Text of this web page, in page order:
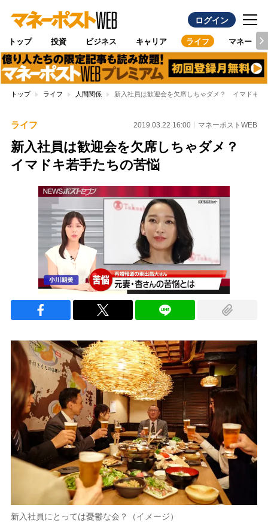
ログイン
トップ 投資 ビジネス キャリア ライフ マネー
トップ ライフ 人間関係 新入社員は歓迎会を欠席しちゃダメ？ イマドキ若
ライフ 2019.03.22 16:00 マネーポストWEB
新入社員は歓迎会を欠席しちゃダメ？
イマドキ若手たちの苦悩
新入社員にとっては憂鬱な会？（イメージ）